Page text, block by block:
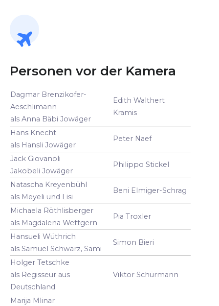
Personen vor der Kamera
Dagmar Brenzikofer-
Aeschlimann
als Anna Bäbi Jowäger
Edith Walthert
Kramis
Hans Knecht
als Hansli Jowäger
Peter Naef
Jack Giovanoli
Jakobeli Jowäger
Philippo Stickel
Natascha Kreyenbühl
als Meyeli und Lisi
Beni Elmiger-Schrag
Michaela Röthlisberger
als Magdalena Wettgern
Pia Troxler
Hansueli Wüthrich
als Samuel Schwarz, Sami
Simon Bieri
Holger Tetschke
als Regisseur aus
Deutschland
Viktor Schürmann
Marija Mlinar